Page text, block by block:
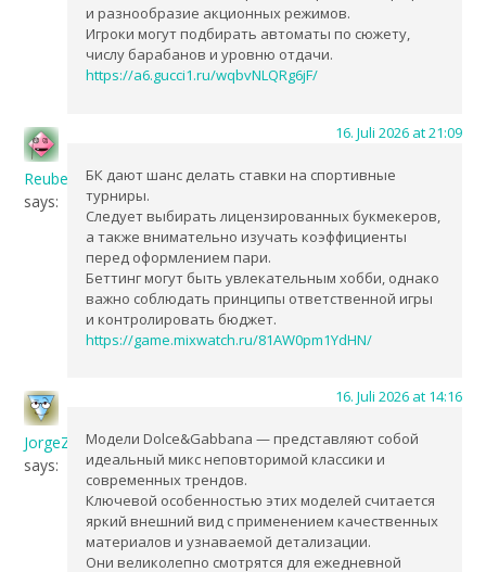
и разнообразие акционных режимов.
Игроки могут подбирать автоматы по сюжету,
числу барабанов и уровню отдачи.
https://a6.gucci1.ru/wqbvNLQRg6jF/
16. Juli 2026 at 21:09
Reubendergo
says:
БК дают шанс делать ставки на спортивные
турниры.
Следует выбирать лицензированных букмекеров,
а также внимательно изучать коэффициенты
перед оформлением пари.
Беттинг могут быть увлекательным хобби, однако
важно соблюдать принципы ответственной игры
и контролировать бюджет.
https://game.mixwatch.ru/81AW0pm1YdHN/
16. Juli 2026 at 14:16
JorgeZow
says:
Модели Dolce&Gabbana — представляют собой
идеальный микс неповторимой классики и
современных трендов.
Ключевой особенностью этих моделей считается
яркий внешний вид с применением качественных
материалов и узнаваемой детализации.
Они великолепно смотрятся для ежедневной